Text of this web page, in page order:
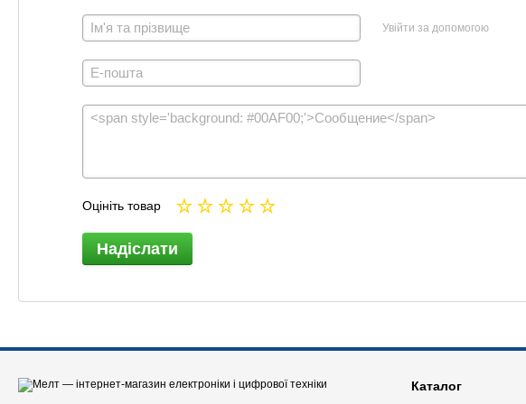
Увійти за допомогою
Оцініть товар
Надіслати
Каталог